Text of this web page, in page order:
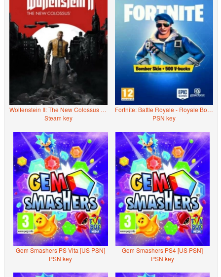
Wolfenstein II: The New Colossus cut
Steam key
Fortnite: Battle Royale - Royale Bomber Pack + 500 V- BUCKS (PS4)
PSN key
Gem Smashers PS Vita [US PSN]
PSN key
Gem Smashers PS4 [US PSN]
PSN key